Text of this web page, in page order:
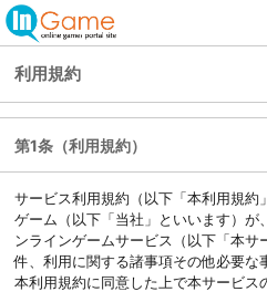
利用規約
第1条（利用規約）
サービス利用規約（以下「本利用規約
ゲーム（以下「当社」といいます）が
ンラインゲームサービス（以下「本サ
件、利用に関する諸事項その他必要な
本利用規約に同意した上で本サービス